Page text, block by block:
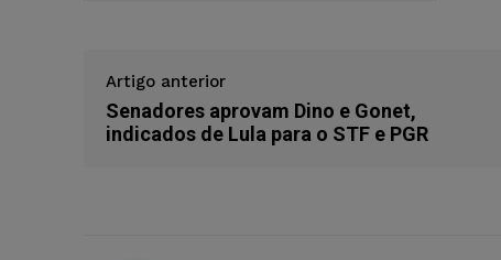
Artigo anterior
Senadores aprovam Dino e Gonet,
indicados de Lula para o STF e PGR